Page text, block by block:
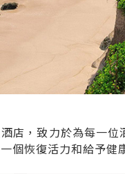
店，致力於為每一
個恢復活力和給予健